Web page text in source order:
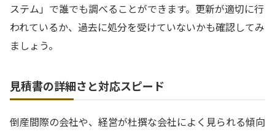
ステム」で誰でも調べることができます。更新が適切に行
われているか、過去に処分を受けていないかも確認してみ
ましょう。
見積書の詳細さと対応スピード
倒産間際の会社や、経営が杜撰な会社によく見られる傾向